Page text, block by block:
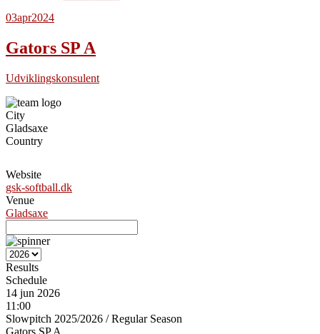
03apr2024
Gators SP A
Udviklingskonsulent
City
Gladsaxe
Country
Website
gsk-softball.dk
Venue
Gladsaxe
Results
Schedule
14 jun 2026
11:00
Slowpitch 2025/2026 /Regular Season
Gators SP A